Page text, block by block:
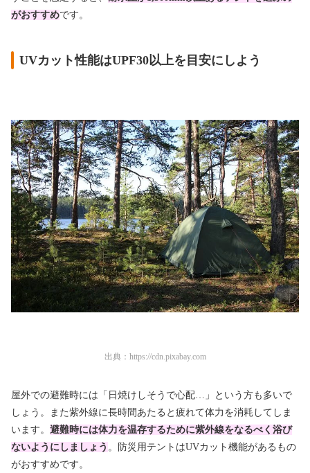
がおすすめです。
UVカット性能はUPF30以上を目安にしよう
出典： https://cdn.pixabay.com
屋外での避難時には「日焼けしそうで心配…」という方も多いで
しょう。また紫外線に長時間あたると疲れて体力を消耗してしま
います。 避難時には体力を温存するために紫外線をなるべく浴び
ないようにしましょう 。防災用テントはUVカット機能があるもの
がおすすめです。